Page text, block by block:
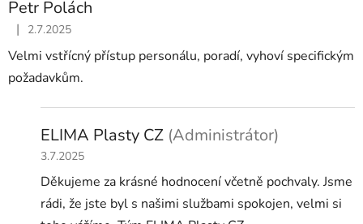
Petr Polách
Hodnocení obchodu je 5 z 5 hvězdiček.
| 2.7.2025
Velmi vstřícný přístup personálu, poradí, vyhoví specifickým
požadavkům.
ELIMA Plasty CZ (Administrátor)
3.7.2025
Děkujeme za krásné hodnocení včetně pochvaly. Jsme
rádi, že jste byl s našimi službami spokojen, velmi si